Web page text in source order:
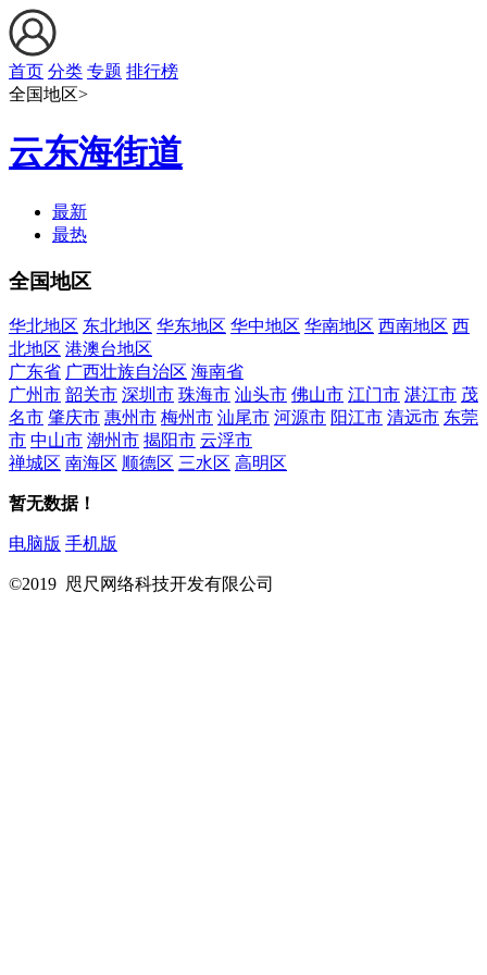
首页 分类 专题 排行榜
全国地区>
云东海街道
最新
最热
全国地区
华北地区 东北地区 华东地区 华中地区 华南地区 西南地区 西
北地区 港澳台地区
广东省 广西壮族自治区 海南省
广州市 韶关市 深圳市 珠海市 汕头市 佛山市 江门市 湛江市 茂
名市 肇庆市 惠州市 梅州市 汕尾市 河源市 阳江市 清远市 东莞
市 中山市 潮州市 揭阳市 云浮市
禅城区 南海区 顺德区 三水区 高明区
暂无数据！
电脑版 手机版
©2019 咫尺网络科技开发有限公司